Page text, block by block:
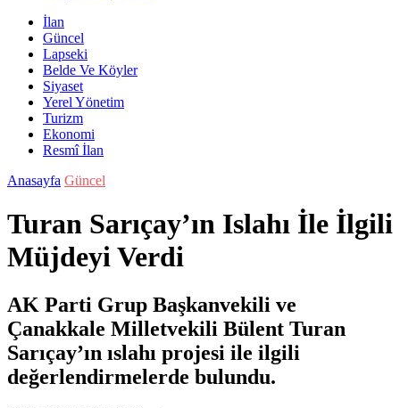
İlan
Güncel
Lapseki
Belde Ve Köyler
Siyaset
Yerel Yönetim
Turizm
Ekonomi
Resmî İlan
Anasayfa Güncel
Turan Sarıçay’ın Islahı İle İlgili
Müjdeyi Verdi
AK Parti Grup Başkanvekili ve
Çanakkale Milletvekili Bülent Turan
Sarıçay’ın ıslahı projesi ile ilgili
değerlendirmelerde bulundu.